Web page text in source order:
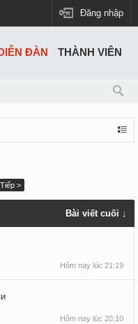
Đăng nhập
Tiếp >
Bài viết cuối ↓
Hôm nay lúc 21:19
Hôm nay lúc 20:10
DIỄN ĐÀN THÀNH VIÊN